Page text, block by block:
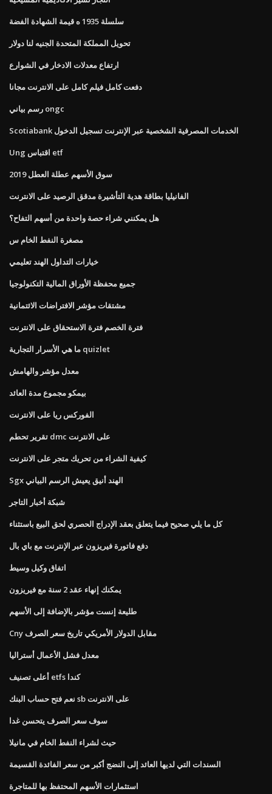
سلسلة 1935 ه قيمة الشهادة الفضة
تحويل المملكة المتحدة الجنيه لنا دولار
ارتفاع معدلات الادخار في الشوارع
دفعت كامل فيلم كامل على الانترنت مجانا
رسم بياني ongc
Scotiabank الخدمات المصرفية الشخصية عبر الإنترنت تسجيل الدخول
Ung اقتباس etf
سوق الأسهم عطلة العطل 2019
الفانيليا بطاقة هدية التأشيرة مدقق الرصيد على الانترنت
هل يمكنني شراء حصة واحدة من أسهم التفاح؟
مصغرة النفط الخام س
خيارات التداول الهند تعليمي
جميع محفظة الأوراق المالية التكنولوجيا
مشتقات مؤشر الافتراضات الائتمانية
فترة الخصم فترة الاستحقاق على الانترنت
ما هي الأسرار التجارية quizlet
معدل مؤشر والهامش
بيمكو مجموع مدة العائد
الفوركس ريا على الانترنت
تقرير تحطم dmc على الانترنت
كيفية الشراء من تحريك متجر على الانترنت
Sgx الهند أنيق يعيش الرسم البياني
شبكة أخبار التاجر
كل ما يلي صحيح فيما يتعلق بعقد الإدراج الحصري لحق البيع باستثناء
دفع فاتورة فيريزون عبر الإنترنت مع باي بال
اتفاق وكيل وسيط
يمكنك إنهاء عقد 2 سنة مع فيريزون
طليعة إنست مؤشر بالإضافة إلى الأسهم
Cny مقابل الدولار الأمريكي تاريخ سعر الصرف
معدل فشل الأعمال أستراليا
أعلى تصنيف etfs كندا
نعم فتح حساب البنك sb على الانترنت
سوف سعر الصرف يتحسن غدا
حيث لشراء النفط الخام في مانيلا
السندات التي لديها العائد إلى النضج أكبر من سعر الفائدة القسيمة
استثمارات الأسهم المحتفظ بها للمتاجرة